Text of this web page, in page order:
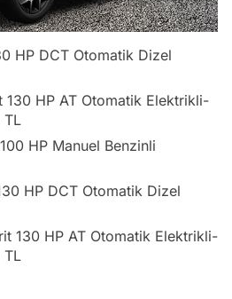
HP DCT Otomatik Dizel
130 HP AT Otomatik Elektrikli-
HP Manuel Benzinli
HP DCT Otomatik Dizel
130 HP AT Otomatik Elektrikli-